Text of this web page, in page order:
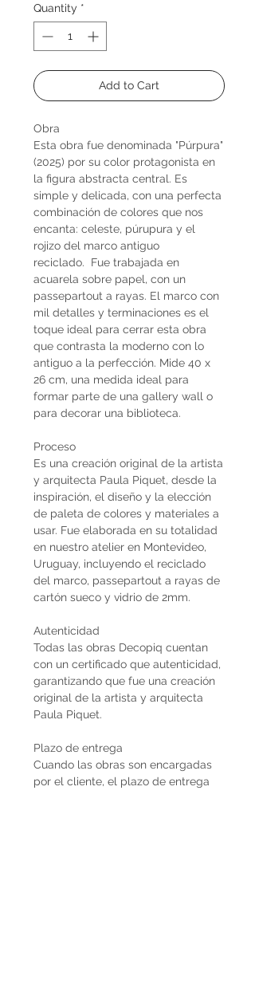
Quantity *
Add to Cart
Obra
Esta obra fue denominada "Púrpura"
(2025) por su color protagonista en
la figura abstracta central. Es
simple y delicada, con una perfecta
combinación de colores que nos
encanta: celeste, púrupura y el
rojizo del marco antiguo
reciclado. Fue trabajada en
acuarela sobre papel, con un
passepartout a rayas. El marco con
mil detalles y terminaciones es el
toque ideal para cerrar esta obra
que contrasta la moderno con lo
antiguo a la perfección. Mide 40 x
26 cm, una medida ideal para
formar parte de una gallery wall o
para decorar una biblioteca.
Proceso
Es una creación original de la artista
y arquitecta Paula Piquet, desde la
inspiración, el diseño y la elección
de paleta de colores y materiales a
usar. Fue elaborada en su totalidad
en nuestro atelier en Montevideo,
Uruguay, incluyendo el reciclado
del marco, passepartout a rayas de
cartón sueco y vidrio de 2mm.
Autenticidad
Todas las obras Decopiq cuentan
con un certificado que autenticidad,
garantizando que fue una creación
original de la artista y arquitecta
Paula Piquet.
Plazo de entrega
Cuando las obras son encargadas
por el cliente, el plazo de entrega